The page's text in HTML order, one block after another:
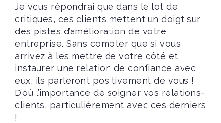
Je vous répondrai que dans le lot de
critiques, ces clients mettent un doigt sur
des pistes d’amélioration de votre
entreprise. Sans compter que si vous
arrivez à les mettre de votre côté et
instaurer une relation de confiance avec
eux, ils parleront positivement de vous !
D’où l’importance de soigner vos relations-
clients, particulièrement avec ces derniers
!